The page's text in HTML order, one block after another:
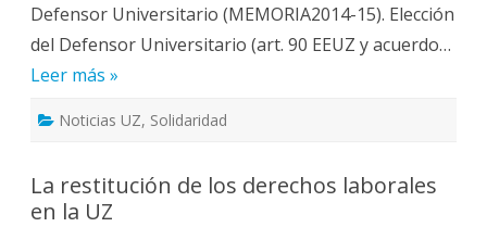
Defensor Universitario (MEMORIA2014-15). Elección
del Defensor Universitario (art. 90 EEUZ y acuerdo…
Leer más »
Noticias UZ, Solidaridad
La restitución de los derechos laborales
en la UZ